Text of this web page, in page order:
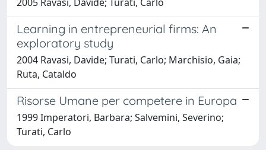
Learning in entrepreneurial firms: An
exploratory study
2004 Ravasi, Davide; Turati, Carlo; Marchisio, Gaia;
Ruta, Cataldo
Risorse Umane per competere in Europa
1999 Imperatori, Barbara; Salvemini, Severino;
Turati, Carlo